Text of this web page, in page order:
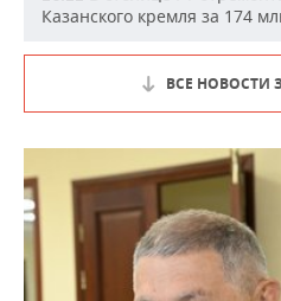
Казанского кремля за 174
ВСЕ НОВОСТИ